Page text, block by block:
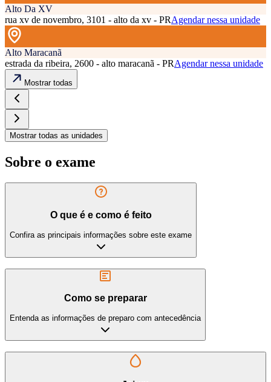
Alto Da XV
rua xv de novembro, 3101 - alto da xv - PRAgendar nessa unidade
Alto Maracanã
estrada da ribeira, 2600 - alto maracanã - PRAgendar nessa unidade
Mostrar todas
Mostrar todas as unidades
Sobre o exame
O que é e como é feito
Confira as principais informações sobre este exame
Como se preparar
Entenda as informações de preparo com antecedência